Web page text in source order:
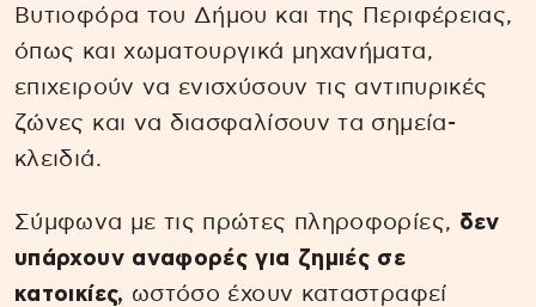
Βυτιοφόρα του Δήμου και της Περιφέρειας,
όπως και χωματουργικά μηχανήματα,
επιχειρούν να ενισχύσουν τις αντιπυρικές
ζώνες και να διασφαλίσουν τα σημεία-
κλειδιά.
Σύμφωνα με τις πρώτες πληροφορίες, δεν
υπάρχουν αναφορές για ζημιές σε
κατοικίες, ωστόσο έχουν καταστραφεί